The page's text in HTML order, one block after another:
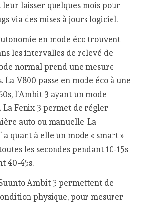
laisser quelques mois pour
via des mises à jours logiciel.
en mode éco trouvent
les intervalles de relevé de
normal prend une mesure
La V800 passe en mode éco à une
l’Ambit 3 ayant un mode
Fenix 3 permet de régler
auto ou manuelle. La
quant à elle un mode « smart »
les secondes pendant 10-15s
40-45s.
Ambit 3 permettent de
physique, pour mesurer